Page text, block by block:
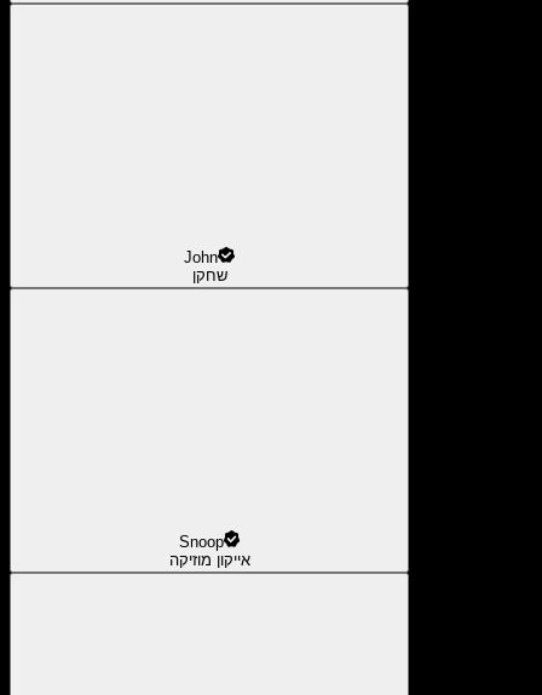
John
שחקן
Snoop
אייקון מוזיקה